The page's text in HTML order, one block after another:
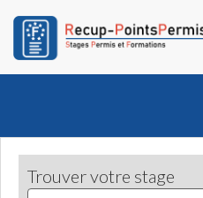
Trouver votre stage